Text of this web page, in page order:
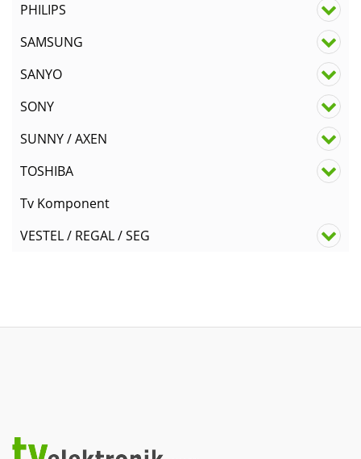
PHILIPS
SAMSUNG
SANYO
SONY
SUNNY / AXEN
TOSHIBA
Tv Komponent
VESTEL / REGAL / SEG